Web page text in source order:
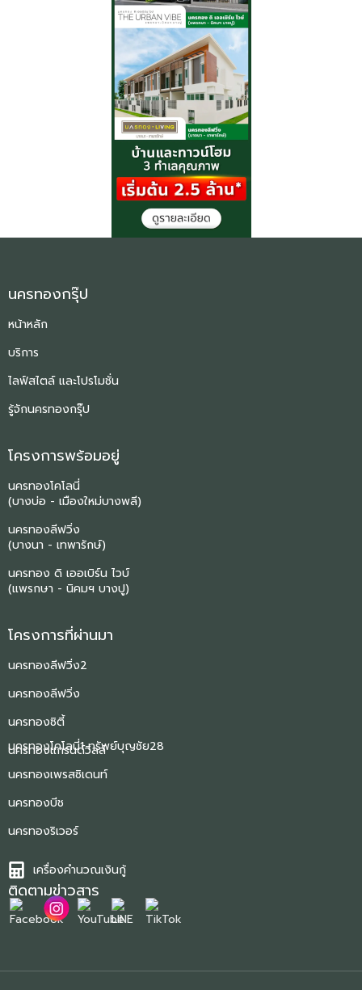
นครทองกรุ๊ป
หน้าหลัก
บริการ
ไลฟ์สไตล์ และโปรโมชั่น
รู้จักนครทองกรุ๊ป
โครงการพร้อมอยู่
นครทองโคโลนี่
(บางบ่อ - เมืองใหม่บางพลี)
นครทองลีฟวิ่ง
(บางนา - เทพารักษ์)
นครทอง ดิ เออเบิร์น ไวบ์
(แพรกษา - นิคมฯ บางปู)
โครงการที่ผ่านมา
นครทองลีฟวิ่ง2
นครทองลีฟวิ่ง
นครทองซิตี้
นครทองแกรนด์วิลล์
นครทองโคโลนี่1 ทรัพย์บุญชัย28
นครทองเพรสซิเดนท์
นครทองบีช
นครทองริเวอร์
เครื่องคำนวณเงินกู้
ติดตามข่าวสาร